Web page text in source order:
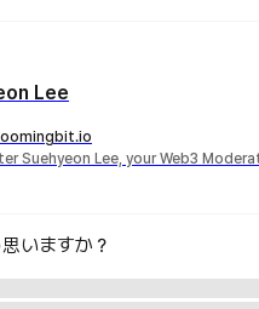
Lee
Suehyeon Lee, your Web3
いますか？